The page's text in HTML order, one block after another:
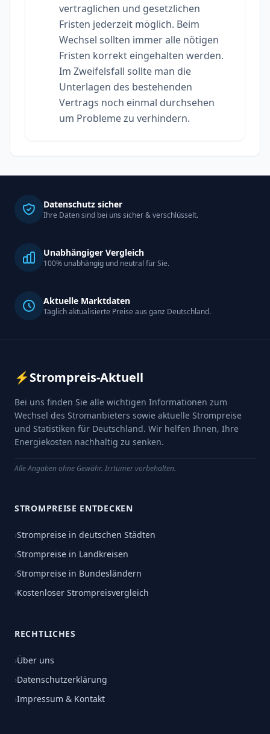
vertraglichen und gesetzlichen
Fristen jederzeit möglich. Beim
Wechsel sollten immer alle nötigen
Fristen korrekt eingehalten werden.
Im Zweifelsfall sollte man die
Unterlagen des bestehenden
Vertrags noch einmal durchsehen
um Probleme zu verhindern.
Datenschutz sicher
Ihre Daten sind bei uns sicher & verschlüsselt.
Unabhängiger Vergleich
100% unabhängig und neutral für Sie.
Aktuelle Marktdaten
Täglich aktualisierte Preise aus ganz Deutschland.
⚡Strompreis-Aktuell
Bei uns finden Sie alle wichtigen Informationen zum
Wechsel des Stromanbieters sowie aktuelle Strompreise
und Statistiken für Deutschland. Wir helfen Ihnen, Ihre
Energiekosten nachhaltig zu senken.
Alle Angaben ohne Gewähr. Irrtümer vorbehalten.
STROMPREISE ENTDECKEN
›Strompreise in deutschen Städten
›Strompreise in Landkreisen
›Strompreise in Bundesländern
›Kostenloser Strompreisvergleich
RECHTLICHES
›Über uns
›Datenschutzerklärung
›Impressum & Kontakt